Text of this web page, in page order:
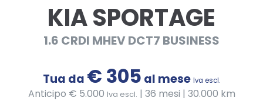
KIA SPORTAGE
1.6 CRDI MHEV DCT7 BUSINESS
Tua da € 305 al mese Iva escl.
Anticipo € 5.000 Iva escl. | 36 mesi | 30.000 km